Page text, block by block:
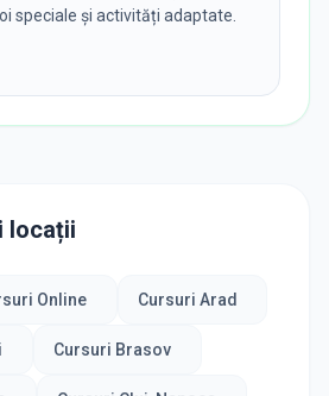
speciale și activități adaptate.
locații
Online Cursuri Arad
Cursuri Brasov